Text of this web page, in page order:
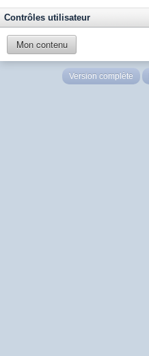
Contrôles utilisateur
Mon contenu
Version complète